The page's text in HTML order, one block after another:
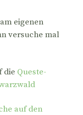
eigenen
versuche mal
die Queste-
auf den